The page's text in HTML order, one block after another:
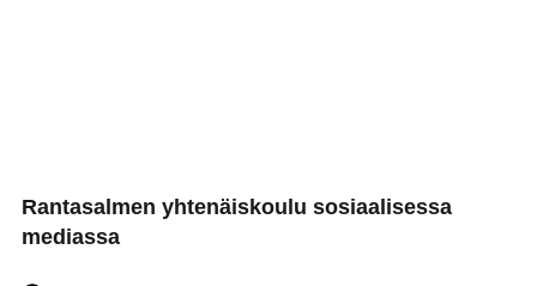
Rantasalmen yhtenäiskoulu sosiaalisessa
mediassa